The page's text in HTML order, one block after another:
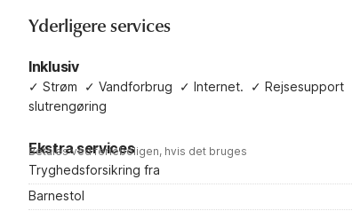
Yderligere services
Inklusiv
✓ Strøm ✓ Vandforbrug ✓ Internet. ✓ Rejsesupport
slutrengøring
Ekstra services
Betales ved ferieboligen, hvis det bruges
Tryghedsforsikring fra
Barnestol